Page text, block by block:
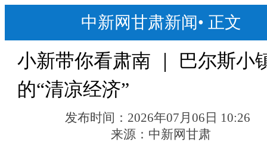
中新网甘肃新闻• 正文
小新带你看肃南 ｜ 巴尔斯小
的“清凉经济”
发布时间： 2026年07月06日 10:26
来源： 中新网甘肃